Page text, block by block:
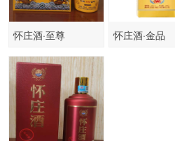
怀庄酒·至尊 怀庄酒·金品